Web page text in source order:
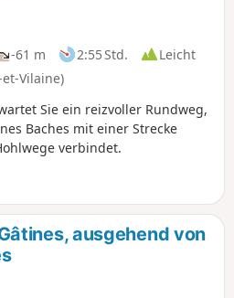
-61 m 2:55 Std.
Leicht
Vilaine)
Sie ein reizvoller Rundweg,
Baches mit einer Strecke
verbindet.
ausgehend von